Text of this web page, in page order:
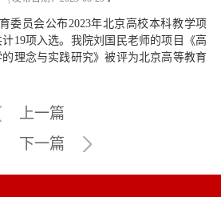
委员会公布2023年北京高校本科教学项
19项入选。我院刘国民老师的项目《高
理念与实践研究》被评为北京高等教育
上一篇
下一篇